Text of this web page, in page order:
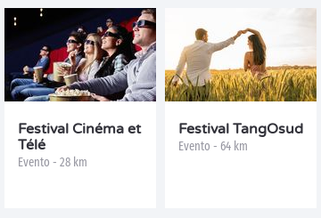
Festival Cinéma et
Télé
Evento - 28 km
Festival TangOsud
Evento - 64 km